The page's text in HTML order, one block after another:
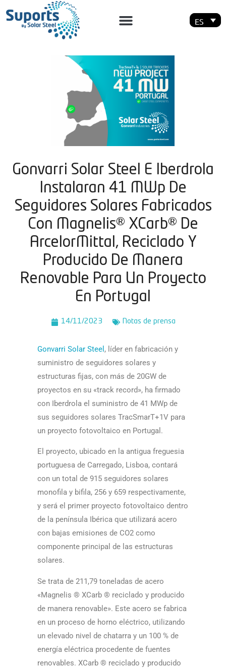
ES
Gonvarri Solar Steel E Iberdrola
Instalaran 41 MWp De
Seguidores Solares Fabricados
Con Magnelis® XCarb® De
ArcelorMittal, Reciclado Y
Producido De Manera
Renovable Para Un Proyecto
En Portugal
14/11/2023 Notas de prensa
Gonvarri Solar Steel , líder en fabricación y
suministro de seguidores solares y
estructuras fijas, con más de 20GW de
proyectos en su «track record», ha firmado
con Iberdrola el suministro de 41 MWp de
sus seguidores solares TracSmarT+1V para
un proyecto fotovoltaico en Portugal.
El proyecto, ubicado en la antigua freguesia
portuguesa de Carregado, Lisboa, contará
con un total de 915 seguidores solares
monofila y bifila, 256 y 659 respectivamente,
y será el primer proyecto fotovoltaico dentro
de la pení­nsula Ibérica que utilizará acero
con bajas emisiones de CO2 como
componente principal de las estructuras
solares.
Se trata de 211,79 toneladas de acero
«Magnelis ® XCarb ® reciclado y producido
de manera renovable». Este acero se fabrica
en un proceso de horno eléctrico, utilizando
un elevado nivel de chatarra y un 100 % de
energí­a eléctrica procedente de fuentes
renovables. XCarb ® reciclado y producido